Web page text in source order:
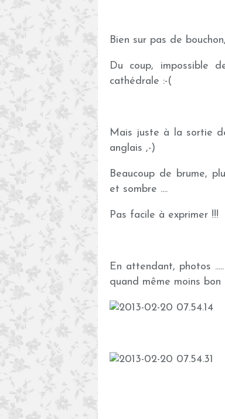
Bien sur pas de
Du coup, impossible
cathédrale :-(
Mais juste à la sortie
anglais ,-)
Beaucoup de brume,
et sombre ....
Pas facile à exprimer !!!
En attendant, photos
quand même moins bon